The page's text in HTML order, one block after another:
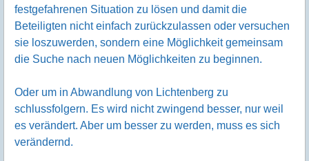
festgefahrenen Situation zu lösen und damit die
Beteiligten nicht einfach zurückzulassen oder versuchen
sie loszuwerden, sondern eine Möglichkeit gemeinsam
die Suche nach neuen Möglichkeiten zu beginnen.
Oder um in Abwandlung von Lichtenberg zu
schlussfolgern. Es wird nicht zwingend besser, nur weil
es verändert. Aber um besser zu werden, muss es sich
verändernd.